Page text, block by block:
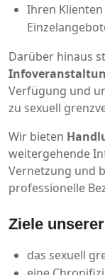
Ihren
Darüber hinaus
Verfügung und
zu sexuell
Wir bieten
weitergehende
Vernetzung und
professionelle
Ziele
das sexuell